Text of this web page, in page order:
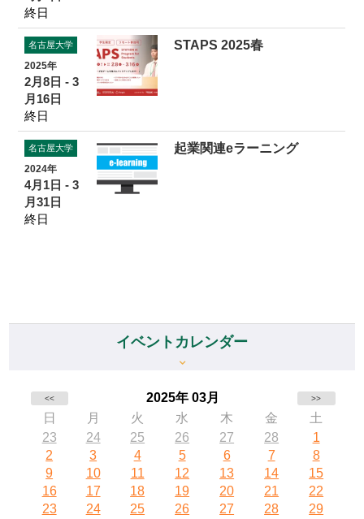
終日
名古屋大学
2025年
2月8日 - 3
月16日
終日
STAPS 2025春
名古屋大学
2024年
4月1日 - 3
月31日
終日
起業関連eラーニング
イベントカレンダー
<< 2025年 03月 >>
日 月 火 水 木 金
土
23
24 25 26 27 28
1
2
3 4 5 6 7
8
9
10 11 12 13 14
15
16
17 18 19 20 21
22
23
24 25 26 27 28
29